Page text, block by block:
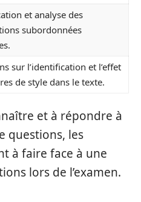
et analyse des
subordonnées
sur l’identification et l’effet
de style dans le texte.
et à répondre à
questions, les
à faire face à une
lors de l’examen.